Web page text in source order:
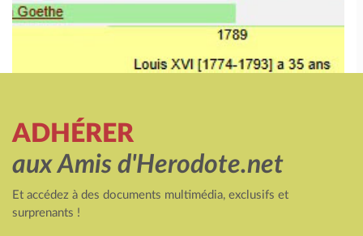
ADHÉRER
aux Amis d'Herodote.net
Et accédez à des documents multimédia, exclusifs et
surprenants !